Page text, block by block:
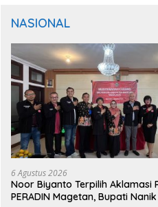
NASIONAL
6 Agustus 2026
Noor Biyanto Terpilih Aklamasi
PERADIN Magetan, Bupati